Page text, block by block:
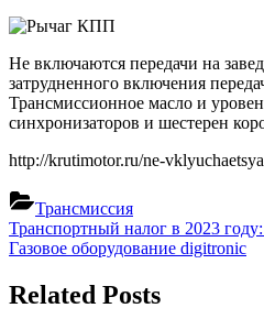
Не включаются передачи на
затрудненного включения
Трансмиссионное масло и
синхронизаторов и шестерен
http://krutimotor.ru/ne-
Трансмиссия
Навигация
по
записям
Previous
Post:
Транспортный налог в 2023
Next
Газовое оборудование digitronic
Related Posts